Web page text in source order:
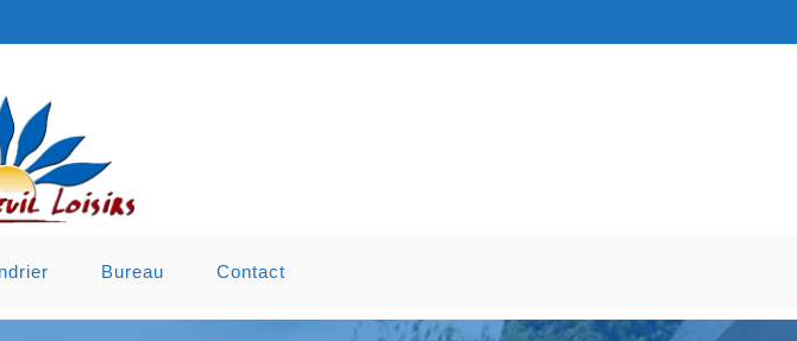
Bureau Contact